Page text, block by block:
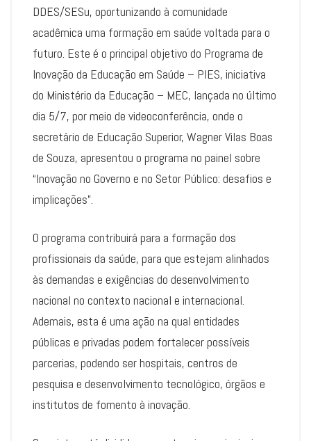
DDES/SESu, oportunizando à comunidade
acadêmica uma formação em saúde voltada para o
futuro. Este é o principal objetivo do Programa de
Inovação da Educação em Saúde – PIES, iniciativa
do Ministério da Educação – MEC, lançada no último
dia 5/7, por meio de videoconferência, onde o
secretário de Educação Superior, Wagner Vilas Boas
de Souza, apresentou o programa no painel sobre
“Inovação no Governo e no Setor Público: desafios e
implicações”.
O programa contribuirá para a formação dos
profissionais da saúde, para que estejam alinhados
às demandas e exigências do desenvolvimento
nacional no contexto nacional e internacional.
Ademais, esta é uma ação na qual entidades
públicas e privadas podem fortalecer possíveis
parcerias, podendo ser hospitais, centros de
pesquisa e desenvolvimento tecnológico, órgãos e
institutos de fomento à inovação.